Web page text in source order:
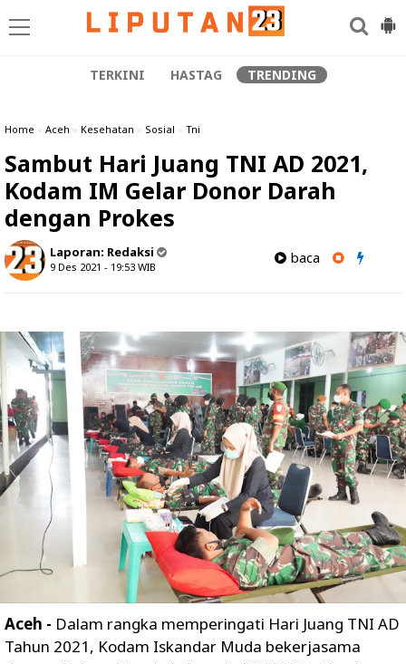
TERKINI HASTAG TRENDING
Home » Aceh » Kesehatan » Sosial » Tni
Sambut Hari Juang TNI AD 2021,
Kodam IM Gelar Donor Darah
dengan Prokes
Laporan: Redaksi
9 Des 2021 - 19:53 WIB
baca
Aceh - Dalam rangka memperingati Hari Juang TNI AD
Tahun 2021, Kodam Iskandar Muda bekerjasama